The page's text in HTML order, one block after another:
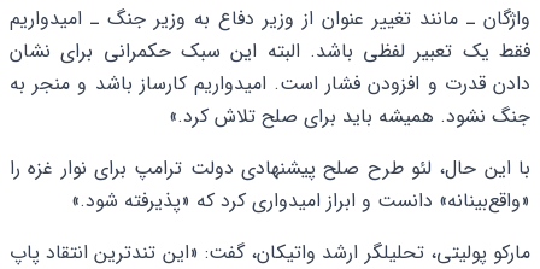
واژگان ـ مانند تغییر عنوان از وزیر دفاع به وزیر جنگ ـ امیدواریم
فقط یک تعبیر لفظی باشد. البته این سبک حکمرانی برای نشان
دادن قدرت و افزودن فشار است. امیدواریم کارساز باشد و منجر به
جنگ نشود. همیشه باید برای صلح تلاش کرد.»
با این حال، لئو طرح صلح پیشنهادی دولت ترامپ برای نوار غزه را
«واقع‌بینانه» دانست و ابراز امیدواری کرد که «پذیرفته شود.»
مارکو پولیتی، تحلیلگر ارشد واتیکان، گفت: «این تندترین انتقاد پاپ